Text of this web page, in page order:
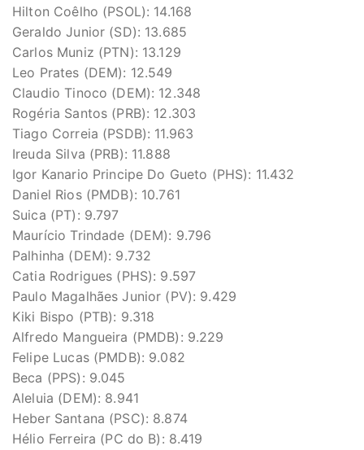
Hilton Coêlho (PSOL): 14.168
Geraldo Junior (SD): 13.685
Carlos Muniz (PTN): 13.129
Leo Prates (DEM): 12.549
Claudio Tinoco (DEM): 12.348
Rogéria Santos (PRB): 12.303
Tiago Correia (PSDB): 11.963
Ireuda Silva (PRB): 11.888
Igor Kanario Principe Do Gueto (PHS): 11.432
Daniel Rios (PMDB): 10.761
Suica (PT): 9.797
Maurício Trindade (DEM): 9.796
Palhinha (DEM): 9.732
Catia Rodrigues (PHS): 9.597
Paulo Magalhães Junior (PV): 9.429
Kiki Bispo (PTB): 9.318
Alfredo Mangueira (PMDB): 9.229
Felipe Lucas (PMDB): 9.082
Beca (PPS): 9.045
Aleluia (DEM): 8.941
Heber Santana (PSC): 8.874
Hélio Ferreira (PC do B): 8.419